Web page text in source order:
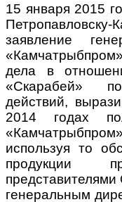
15 января 2015
заявление
дела в
«Скарабей»
действий,
2014 годах
используя то
продукции
генеральным